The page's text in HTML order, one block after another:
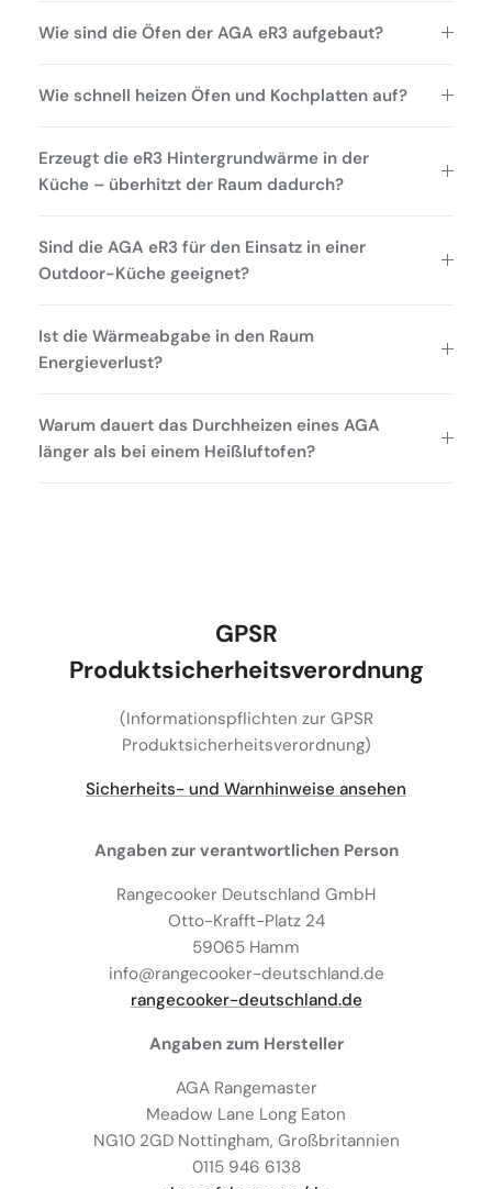
Wie sind die Öfen der AGA eR3 aufgebaut?
Wie schnell heizen Öfen und Kochplatten auf?
Erzeugt die eR3 Hintergrundwärme in der
Küche – überhitzt der Raum dadurch?
Sind die AGA eR3 für den Einsatz in einer
Outdoor-Küche geeignet?
Ist die Wärmeabgabe in den Raum
Energieverlust?
Warum dauert das Durchheizen eines AGA
länger als bei einem Heißluftofen?
GPSR
Produktsicherheitsverordnung
(Informationspflichten zur GPSR
Produktsicherheitsverordnung)
Sicherheits- und Warnhinweise ansehen
Angaben zur verantwortlichen Person
Rangecooker Deutschland GmbH
Otto-Krafft-Platz 24
59065 Hamm
info@rangecooker-deutschland.de
rangecooker-deutschland.de
Angaben zum Hersteller
AGA Rangemaster
Meadow Lane Long Eaton
NG10 2GD Nottingham, Großbritannien
0115 946 6138